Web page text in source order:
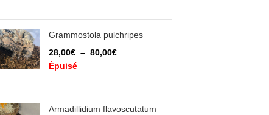
Grammostola pulchripes
28,00€ – 80,00€
Épuisé
Armadillidium flavoscutatum